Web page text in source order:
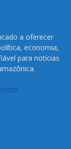
a oferecer
economia,
para notícias